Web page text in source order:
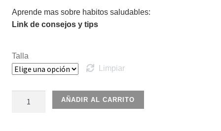
Aprende mas sobre habitos saludables:
Link de consejos y tips
Talla
Limpiar
AÑADIR AL CARRITO